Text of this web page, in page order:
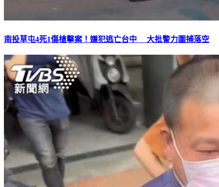
南投草屯4死1傷槍擊案！嫌犯逃亡台中 大批警力圍捕落空